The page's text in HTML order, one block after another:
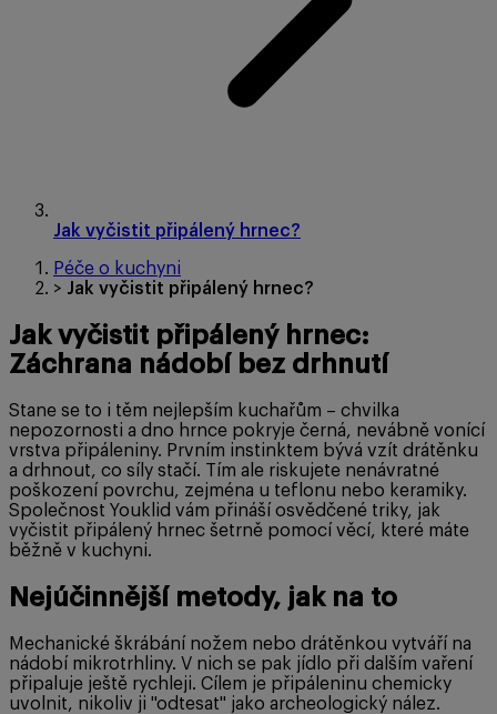
Jak vyčistit připálený hrnec?
Péče o kuchyni
> Jak vyčistit připálený hrnec?
Jak vyčistit připálený hrnec:
Záchrana nádobí bez drhnutí
Stane se to i těm nejlepším kuchařům – chvilka
nepozornosti a dno hrnce pokryje černá, nevábně vonící
vrstva připáleniny. Prvním instinktem bývá vzít drátěnku
a drhnout, co síly stačí. Tím ale riskujete nenávratné
poškození povrchu, zejména u teflonu nebo keramiky.
Společnost Youklid vám přináší osvědčené triky, jak
vyčistit připálený hrnec šetrně pomocí věcí, které máte
běžně v kuchyni.
Nejúčinnější metody, jak na to
Mechanické škrábání nožem nebo drátěnkou vytváří na
nádobí mikrotrhliny. V nich se pak jídlo při dalším vaření
připaluje ještě rychleji. Cílem je připáleninu chemicky
uvolnit, nikoliv ji "odtesat" jako archeologický nález.